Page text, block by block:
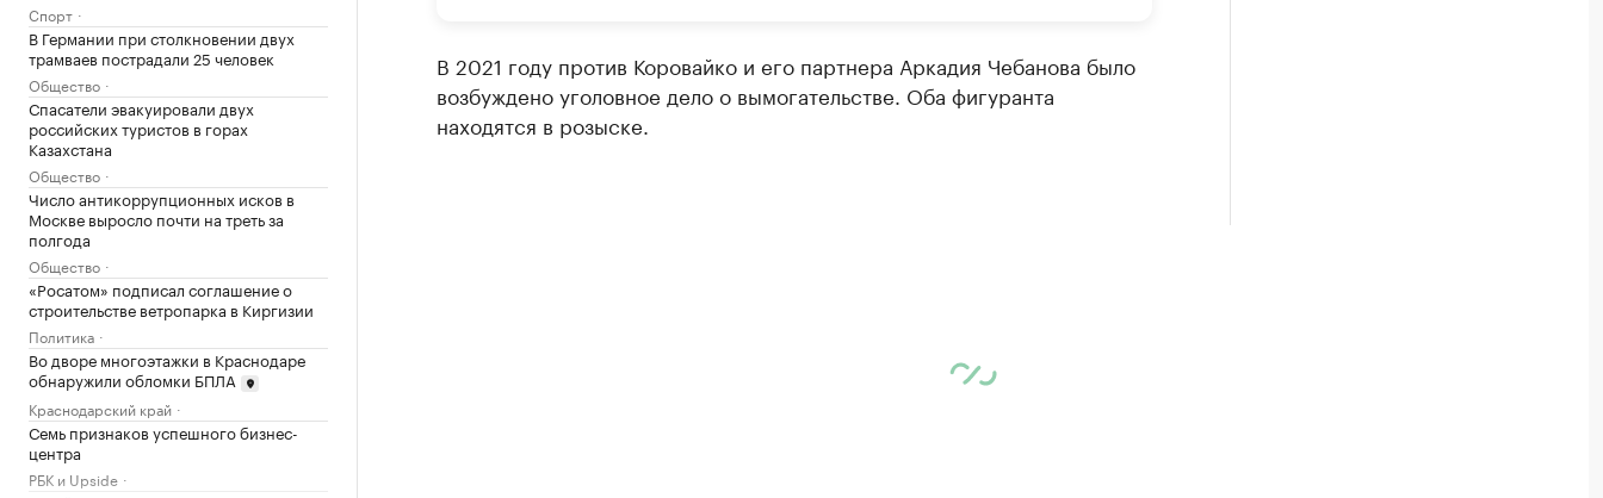
Спорт
В Германии при столкновении двух
трамваев пострадали 25 человек
Общество
Спасатели эвакуировали двух
российских туристов в горах
Казахстана
Общество
Число антикоррупционных исков в
Москве выросло почти на треть за
полгода
Общество
«Росатом» подписал соглашение о
строительстве ветропарка в Киргизии
Политика
Во дворе многоэтажки в Краснодаре
обнаружили обломки БПЛА
Краснодарский край
Семь признаков успешного бизнес-
центра
РБК и Upside
В 2021 году против Коровайко и его партнера Аркадия Чебанова было
возбуждено уголовное дело о вымогательстве. Оба фигуранта
находятся в розыске.